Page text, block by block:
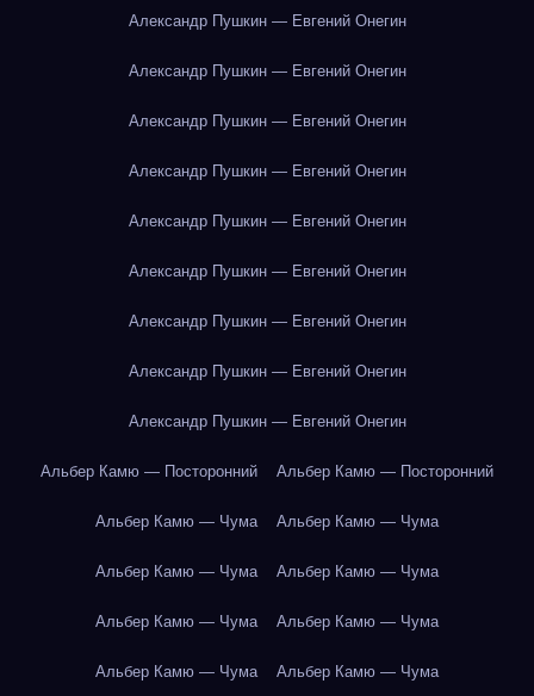
Александр Пушкин — Евгений Онегин
Александр Пушкин — Евгений Онегин
Александр Пушкин — Евгений Онегин
Александр Пушкин — Евгений Онегин
Александр Пушкин — Евгений Онегин
Александр Пушкин — Евгений Онегин
Александр Пушкин — Евгений Онегин
Александр Пушкин — Евгений Онегин
Александр Пушкин — Евгений Онегин
Альбер Камю — Посторонний Альбер Камю — Посторонний
Альбер Камю — Чума Альбер Камю — Чума
Альбер Камю — Чума Альбер Камю — Чума
Альбер Камю — Чума Альбер Камю — Чума
Альбер Камю — Чума Альбер Камю — Чума